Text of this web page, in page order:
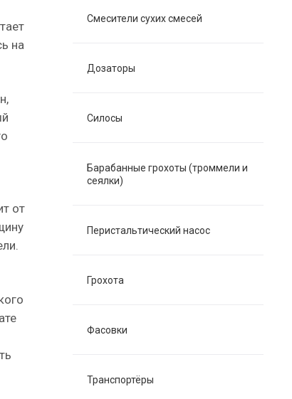
на
от
Смесители сухих смесей
Дозаторы
Силосы
Барабанные грохоты (троммели и
сеялки)
Перистальтический насос
Грохота
Фасовки
Транспортёры